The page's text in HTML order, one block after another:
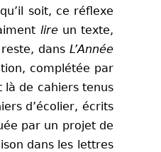
soit, ce réflexe
lire un texte,
dans L’Année
complétée par
là de cahiers tenus
d’écolier, écrits
par un projet de
dans les lettres